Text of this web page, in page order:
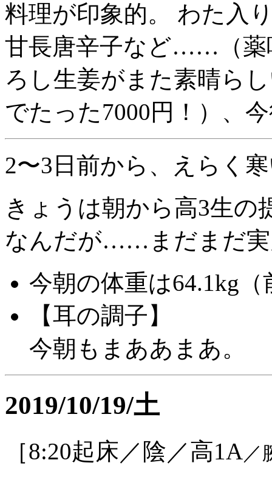
料理が印象的。 わた入
甘長唐辛子など……（薬
ろし生姜がまた素晴ら
でたった7000円！）、
2〜3日前から、えらく
きょうは朝から高3生の
なんだが……まだまだ実
今朝の体重は64.1kg（
【耳の調子】
今朝もまああまあ。
2019/10/19/土
［8:20起床／陰／高1A／